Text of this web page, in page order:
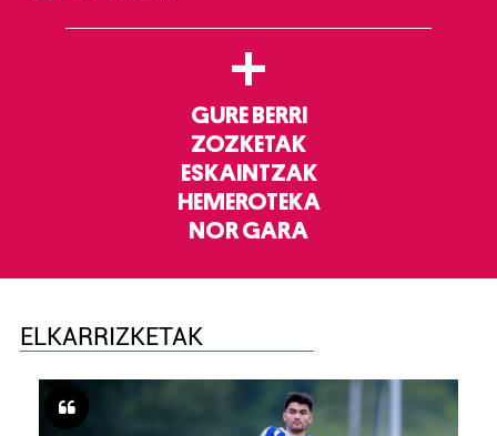
+
GURE BERRI
ZOZKETAK
ESKAINTZAK
HEMEROTEKA
NOR GARA
ELKARRIZKETAK